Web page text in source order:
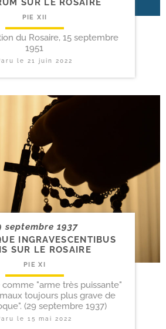
SUR LE ROSAIRE
PIE XII
du Rosaire, 15 septembre
1951
le 21 juin 2022
septembre 1937
INGRAVESCENTIBUS
SUR LE ROSAIRE
PIE XI
comme "arme très puissante"
toujours plus grave de
(29 septembre 1937)
le15 mai 2022